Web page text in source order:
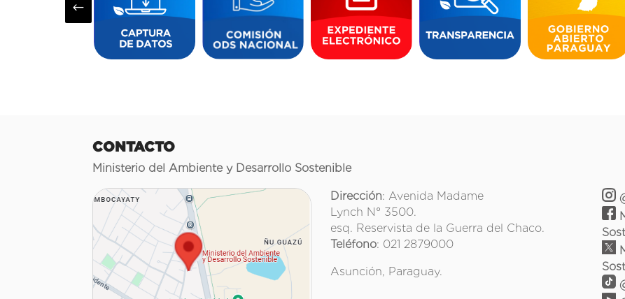
#
CONTACTO
Ministerio del Ambiente y Desarrollo Sostenible
Dirección: Avenida Madame
Lynch N° 3500.
esq. Reservista de la Guerra del Chaco.
Teléfono: 021 2879000
Asunción, Paraguay.